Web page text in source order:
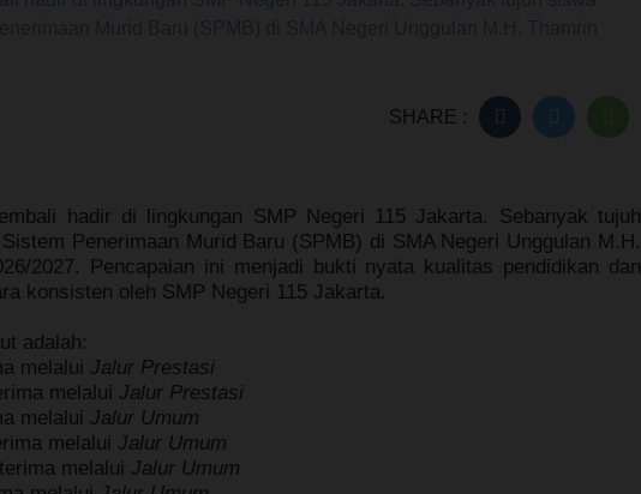
SHARE :
hadir di lingkungan SMP Negeri 115 Jakarta. Sebanyaktujuh
Penerimaan Murid Baru (SPMB) di SMA Negeri Unggulan M.H.
2027. Pencapaian ini menjadi bukti nyata kualitas pendidikan dan
konsisten oleh SMP Negeri 115 Jakarta.
adalah:
melalui Jalur Prestasi
melalui Jalur Prestasi
melalui Jalur Umum
melalui Jalur Umum
melalui Jalur Umum